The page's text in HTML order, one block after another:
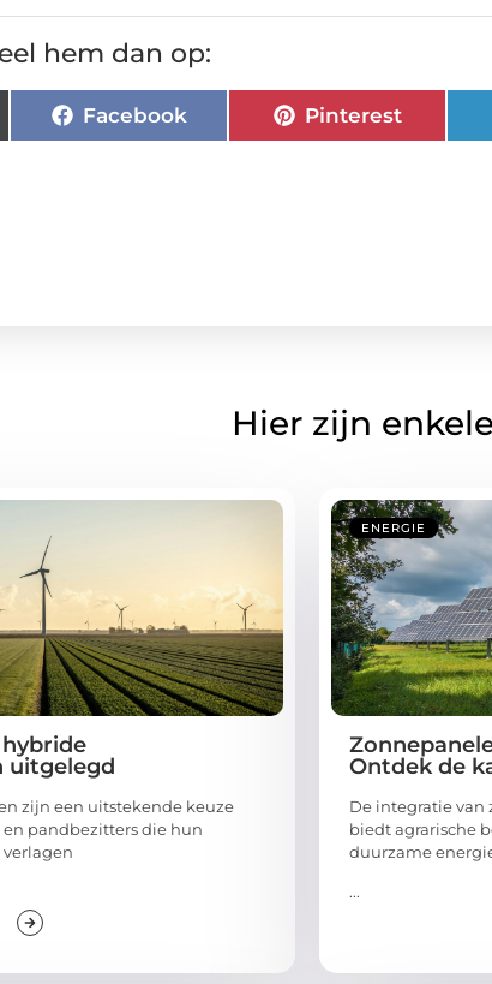
hem dan op:
Facebook Pinterest
Hier zijn enkele
uitgelegd
zijn een uitstekende keuze
pandbezitters die hun
ENERGIE
Ontdek de
De integratie
biedt agrarische
duurzame
...